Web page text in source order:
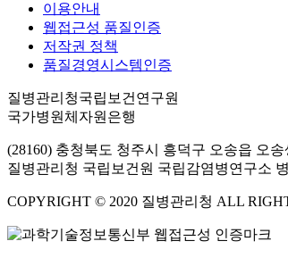
이용안내
웹접근성 품질인증
저작권 정책
품질경영시스템인증
질병관리청국립보건연구원
국가병원체자원은행
(28160) 충청북도 청주시 흥덕구 오송읍 오송
질병관리청 국립보건원 국립감염병연구소
COPYRIGHT © 2020 질병관리청 ALL